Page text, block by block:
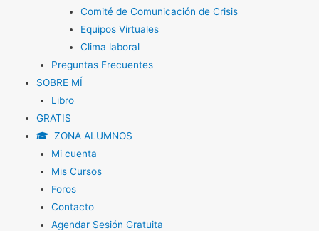
Comité de Comunicación de Crisis
Equipos Virtuales
Clima laboral
Preguntas Frecuentes
SOBRE MÍ
Libro
GRATIS
ZONA ALUMNOS
Mi cuenta
Mis Cursos
Foros
Contacto
Agendar Sesión Gratuita